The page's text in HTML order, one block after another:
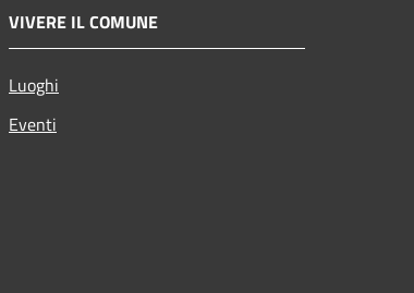
VIVERE IL COMUNE
Luoghi
Eventi